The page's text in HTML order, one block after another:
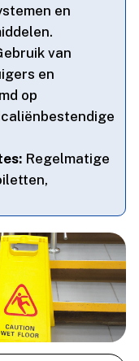
en
van
en
op
Regelmatige